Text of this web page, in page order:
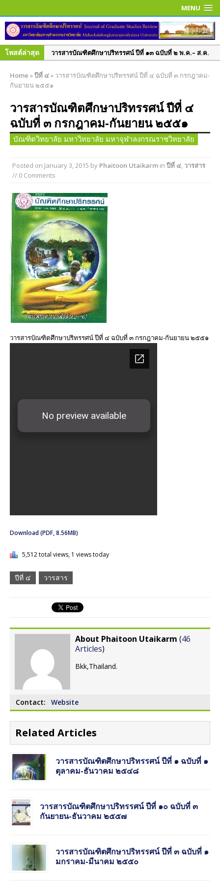
MENU
โพสต์ล่าสุด
วารสารบัณฑิตศึกษาปริทรรศน์ ปีที่ ๑๓ ฉบับที่ ๒ พ.ค.– ส.ค.
วารสารบัณฑิตศึกษาปริทรรศน์ ปีที่ ๑๓ ฉบับพิเศษ เล่ม ๓
วารสารบัณฑิตศึกษาปริทรรศน์ ปีที่ ๑๓ ฉบับพิเศษ เล่ม ๒
มิถุนายน ๒๕๖๐
วารสารบัณฑิตศึกษาปริทรรศน์ ใช้ระบบ ThaiJO ตั้งแต่ปีที่
๑๕ ฉบับที่ ๑ มกราคม-เมษายน ๖๒ เป็นต้นไป
วารสารบัณฑิตศึกษาปริทรรศน์ ปีที่ ๑๕ ฉบับที่ ๑ ม.ค. – เม.ย.
๒๕๖๒
๒๕๖๑
วารสารบัณฑิตศึกษาปริทรรศน์ ปีที่ ๑๔ ฉบับพิเศษ เล่ม ๑
มิ.ย. – ก.ย. ๒๕๖๑
วารสารบัณฑิตศึกษาปริทรรศน์ ปีที่ ๑๔ ฉบับที่ ๒ พ.ค. – ส.ค.
๒๕๖๑
วารสารบัณฑิตศึกษาปริทรรศน์ ปีที่ ๑๔ ฉบับที่ ๑ ม.ค. – เม.ย.
๒๕๖๑
วารสารบัณฑิตศึกษาปริทรรศน์ ปีที่ ๑๓ ฉบับที่ ๓ ก.ย.– ธ.ค.
๒๕๖๐
Home »ปีที่ ๔» วารสารบัณฑิตศึกษาปริทรรศน์ ปีที่ ๔ ฉบับที่ ๓ กรกฎาคม-
กันยายน ๒๕๕๑
วารสารบัณฑิตศึกษาปริทรรศน์ ปีที่ ๔
ฉบับที่ ๓ กรกฎาคม-กันยายน ๒๕๕๑
บัณฑิตวิทยาลัย มหาวิทยาลัย มหาจุฬาลงกรณราชวิทยาลัย
Posted on January 3, 2015 by Phaitoon Utaikarm in ปีที่ ๔, วารสาร
// 0 Comments
วารสารบัณฑิตศึกษาปริทรรศน์ ปีที่ ๔ ฉบับที่ ๓ กรกฎาคม-กันยายน ๒๕๕๑
Download (PDF, 8.56MB)
5,512 total views, 1 views today
ปีที่ ๔ วารสาร
About Phaitoon Utaikarm (46
Articles)
Bkk,Thailand.
Contact: Website
Related Articles
วารสารบัณฑิตศึกษาปริทรรศน์ ปีที่ ๑ ฉบับที่ ๑
ตุลาคม-ธันวาคม ๒๕๔๘
วารสารบัณฑิตศึกษาปริทรรศน์ ปีที่ ๑๐ ฉบับที่ ๓
กันยายน-ธันวาคม ๒๕๕๗
วารสารบัณฑิตศึกษาปริทรรศน์ ปีที่ ๓ ฉบับที่ ๑
มกราคม-มีนาคม ๒๕๕๐